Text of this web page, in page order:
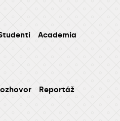
Academia
Reportáž